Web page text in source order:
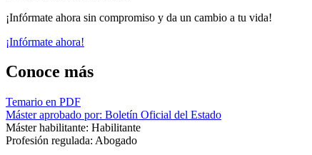
¡Infórmate ahora sin compromiso y da un cambio a tu vida!
¡Infórmate ahora!
Conoce más
Temario en PDF
Máster aprobado por: Boletín Oficial del Estado
Máster habilitante: Habilitante
Profesión regulada: Abogado